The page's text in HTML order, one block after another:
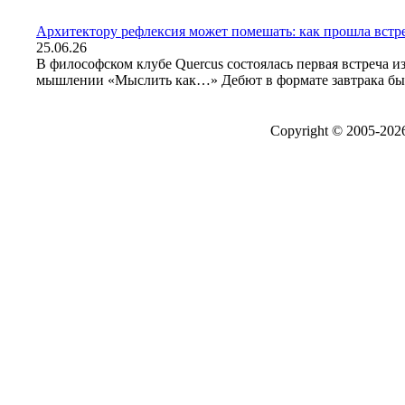
Архитектору рефлексия может помешать: как прошла
25.06.26
В философском клубе Quercus состоялась первая встреча
мышлении «Мыслить как…» Дебют в формате завтрака
Copyright © 2005-